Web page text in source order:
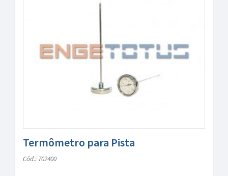
Termômetro para Pista
Cód.: 702400